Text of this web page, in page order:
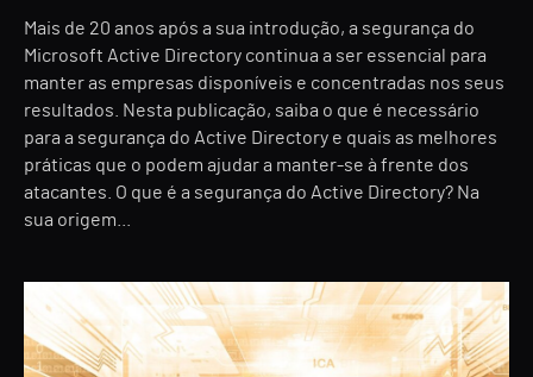
Mais de 20 anos após a sua introdução, a segurança do
Microsoft Active Directory continua a ser essencial para
manter as empresas disponíveis e concentradas nos seus
resultados. Nesta publicação, saiba o que é necessário
para a segurança do Active Directory e quais as melhores
práticas que o podem ajudar a manter-se à frente dos
atacantes. O que é a segurança do Active Directory? Na
sua origem...